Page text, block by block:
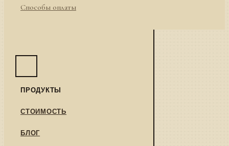
Способы оплаты
ПРОДУКТЫ
СТОИМОСТЬ
БЛОГ